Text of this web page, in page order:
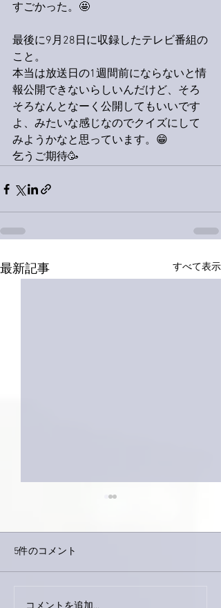
すごかった。🤩
最後に9月28日に収録したテレビ番組の
こと。
本当は放送日の1週間前にならないと情
報公開できないらしいんだけど、そろ
そろなんとなーく公開してもいいです
よ、みたいな感じなのでクイズにして
みようかなと思っています。😁
乞うご期待🥳
最新記事 すべて表示
5件のコメント